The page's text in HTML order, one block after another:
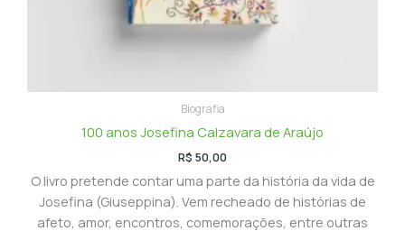
Biografia
100 anos Josefina Calzavara de Araújo
R$ 50,00
O livro pretende contar uma parte da história da vida de
Josefina (Giuseppina). Vem recheado de histórias de
afeto, amor, encontros, comemorações, entre outras